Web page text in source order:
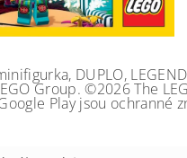
DUPLO,
Group. ©2026 The
Play jsou ochranné